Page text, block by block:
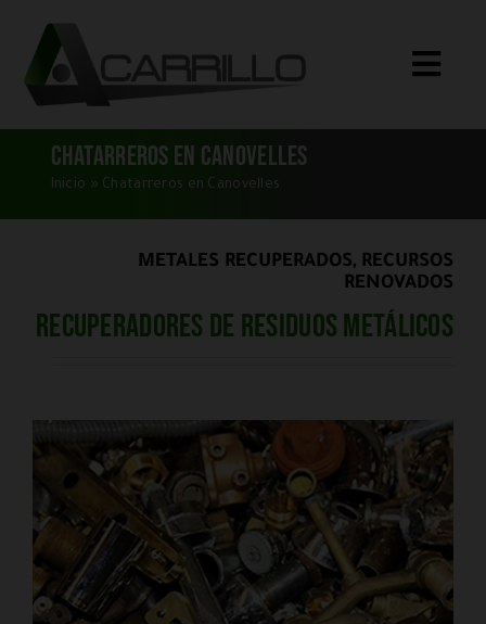
contenido
Toggle
Inicio
Qué Compramos
Blog
CONTACTO
Chatarreros en Canovelles
Inicio » Chatarreros en Canovelles
METALES RECUPERADOS, RECURSOS
RENOVADOS
Recuperadores de residuos metálicos